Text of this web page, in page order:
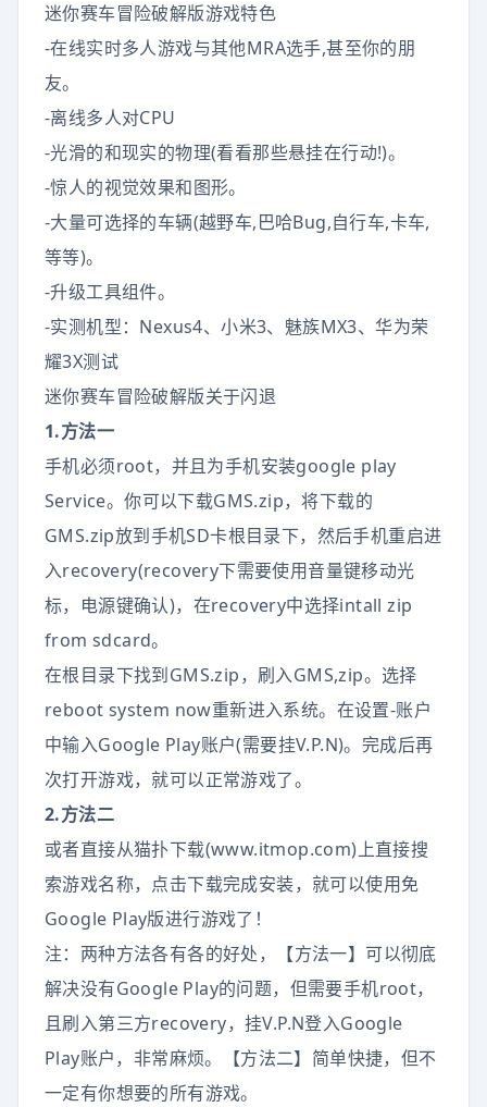
迷你赛车冒险破解版游戏特色
-在线实时多人游戏与其他MRA选手,甚至你的朋
友。
-离线多人对CPU
-光滑的和现实的物理(看看那些悬挂在行动!)。
-惊人的视觉效果和图形。
-大量可选择的车辆(越野车,巴哈Bug,自行车,卡车,
等等)。
-升级工具组件。
-实测机型：Nexus4、小米3、魅族MX3、华为荣
耀3X测试
迷你赛车冒险破解版关于闪退
1.方法一
手机必须root，并且为手机安装google play
Service。你可以下载GMS.zip，将下载的
GMS.zip放到手机SD卡根目录下，然后手机重启进
入recovery(recovery下需要使用音量键移动光
标，电源键确认)，在recovery中选择intall zip
from sdcard。
在根目录下找到GMS.zip，刷入GMS,zip。选择
reboot system now重新进入系统。在设置-账户
中输入Google Play账户(需要挂V.P.N)。完成后再
次打开游戏，就可以正常游戏了。
2.方法二
或者直接从猫扑下载(www.itmop.com)上直接搜
索游戏名称，点击下载完成安装，就可以使用免
Google Play版进行游戏了！
注：两种方法各有各的好处，【方法一】可以彻底
解决没有Google Play的问题，但需要手机root，
且刷入第三方recovery，挂V.P.N登入Google
Play账户，非常麻烦。【方法二】简单快捷，但不
一定有你想要的所有游戏。